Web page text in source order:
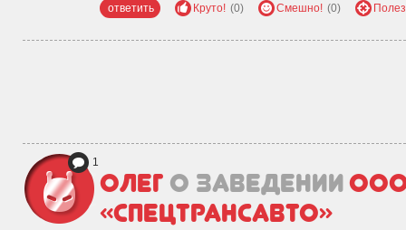
ответить Круто! (0) Смешно! (0)
1
Олег о заведении
«Спецтрансавто»